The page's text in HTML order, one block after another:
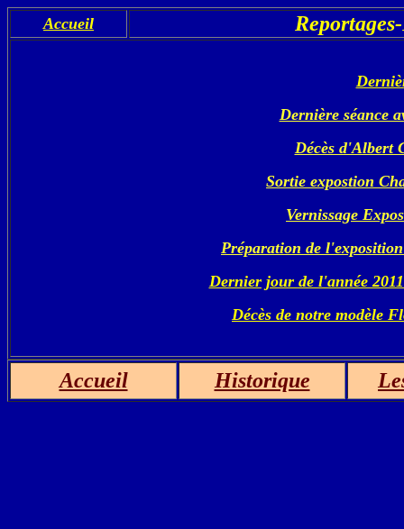
Accueil
Dernière séance
Décès d'Albert
Sortie expostion
Vernissage
Préparation de
Dernier jour de l'année
Décès de notre modèle
Accueil Historique